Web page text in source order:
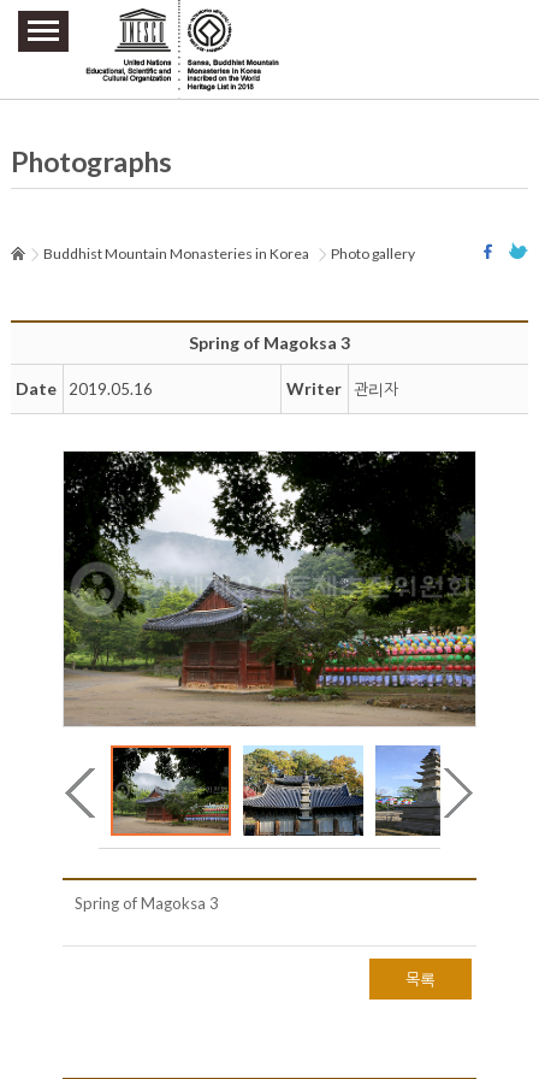
주요메뉴 바로가기
본문 바로가기
하단메뉴 바로가기
Photographs
Buddhist Mountain Monasteries in Korea Photo gallery
Spring of Magoksa 3
Date 2019.05.16 Writer 관리자
Spring of Magoksa 3
목록